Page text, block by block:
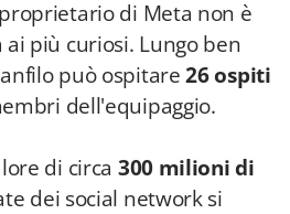
di Meta non è
più curiosi. Lungo ben
può ospitare26 ospiti
dell'equipaggio.
di circa 300 milioni di
dei social network si